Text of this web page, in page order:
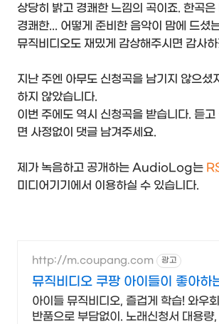
상당히 밝고 경쾌한 느낌의 곡이죠. 한곡
경쾌한... 어떻게 준비한 음악이 맘에 드셨
뮤직비디오도 재밌게 감상해주시면 감사
지난 주엔 아무도 신청곡을 남기지 않으셨
하지 않았습니다.
이번 주에도 역시 신청곡을 받습니다. 듣고
면 사정없이 댓글 남겨주세요.
제가 녹음하고 공개하는 AudioLog는
미디어기기에서 이용하실 수 있습니다.
http://m.coupang.com 광고
뮤직비디오 쿠팡 아이들이 좋아하
아이들 뮤직비디오, 즐겁게 학습! 와우
반품으로 부담없이. 노래신청서 대용량